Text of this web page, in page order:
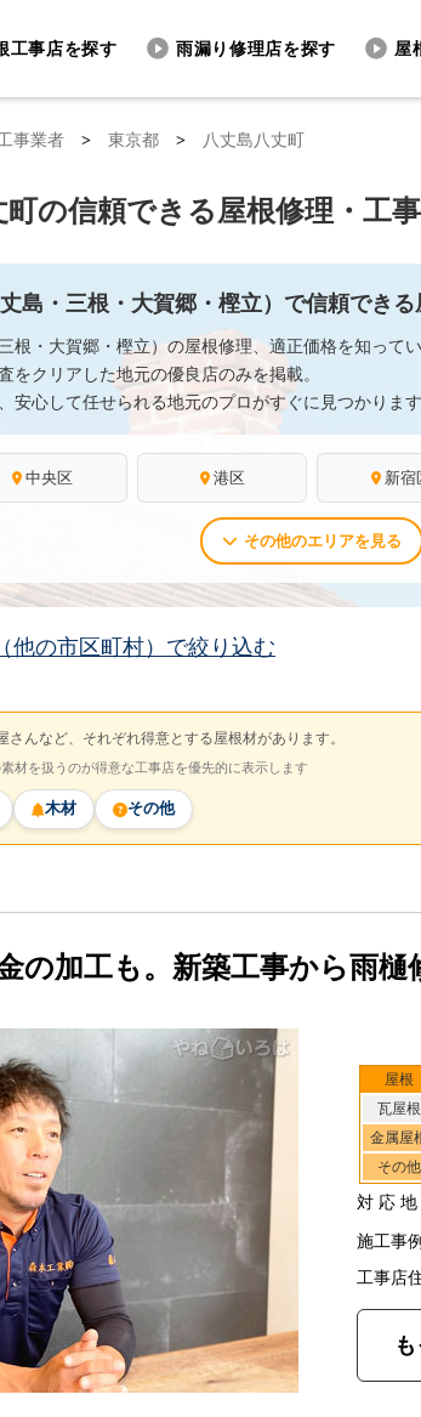
工事店を探す 雨漏り修理店を探す 屋
事業者 > 東京都 > 八丈島八丈町
の信頼できる屋根修理・工
島・三根・大賀郷・樫立）で信頼でき
根・大賀郷・樫立）の屋根修理、適正価格を知って
をクリアした地元の優良店のみを掲載。
安心して任せられる地元のプロがすぐに見つかります
中央区 港区 新宿
その他のエリアを見る
他の市区町村）で絞り込む
んなど、それぞれ得意とする屋根材があります。
材を扱うのが得意な工事店を優先的に表示します
木材 その他
の加工も。新築工事から雨
屋根
瓦屋根
金属屋
その他
対応
施工事
工事店